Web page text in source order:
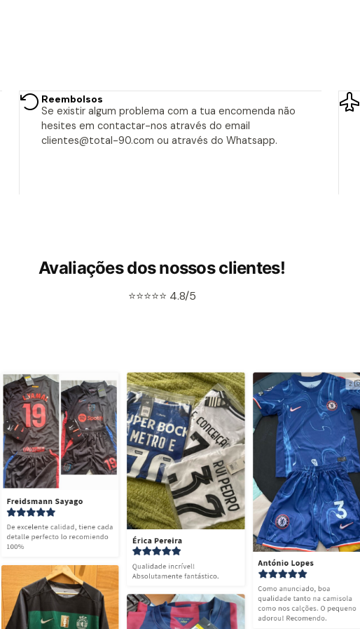
Reembolsos
Se existir algum problema com a tua encomenda não
hesites em contactar-nos através do email
clientes@total-90.com ou através do Whatsapp.
Avaliações dos nossos clientes!
⭐⭐⭐⭐⭐ 4.8/5